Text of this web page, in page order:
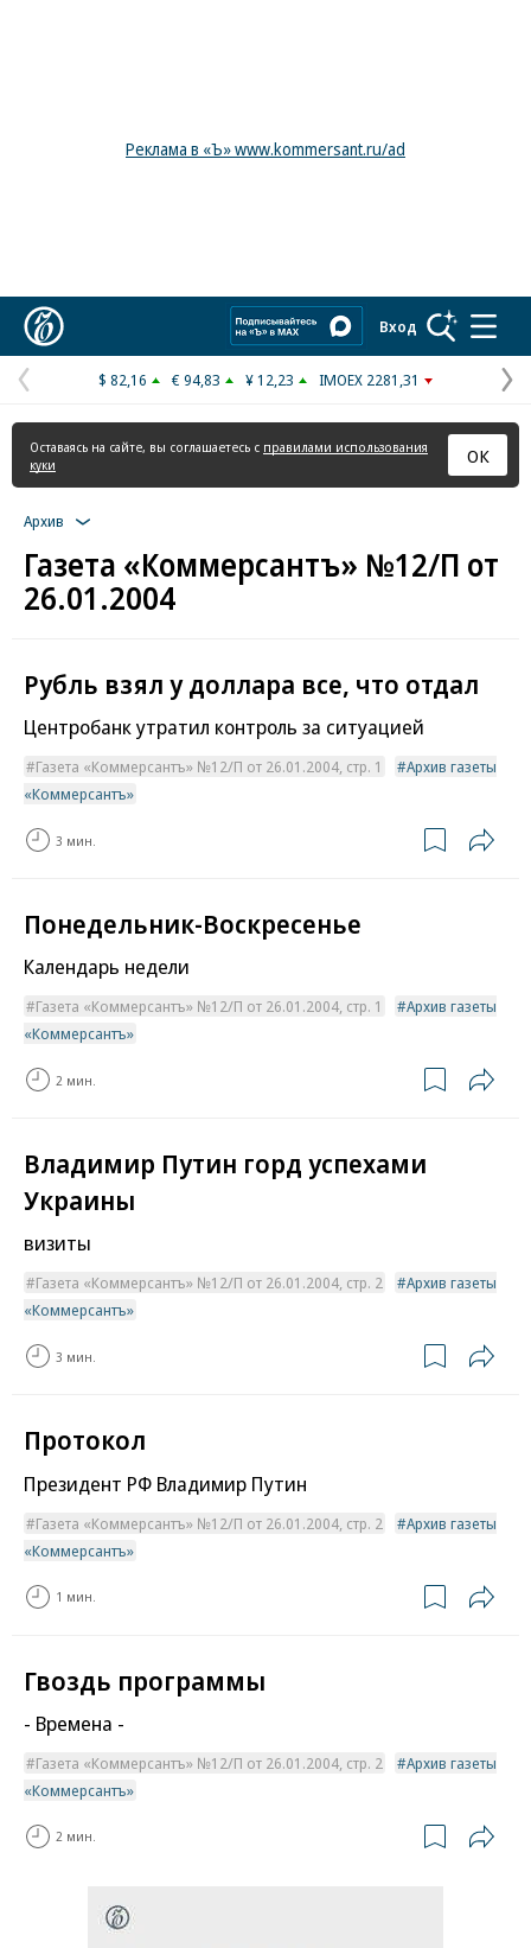
Реклама в «Ъ» www.kommersant.ru/ad
Вход
Предыдущая
страница
$ 82,16 € 94,83 ¥ 12,23 IMOEX 2281,31
Оставаясь на сайте, вы соглашаетесь с правилами использования
куки
ОК
Архив
Газета «Коммерсантъ» №12/П от
26.01.2004
Рубль взял у доллара все, что отдал
Центробанк утратил контроль за ситуацией
Газета «Коммерсантъ» №12/П от 26.01.2004, стр. 1
Архив газеты
«Коммерсантъ»
3 мин.
Понедельник-Воскресенье
Календарь недели
Газета «Коммерсантъ» №12/П от 26.01.2004, стр. 1
Архив газеты
«Коммерсантъ»
2 мин.
Владимир Путин горд успехами
Украины
визиты
Газета «Коммерсантъ» №12/П от 26.01.2004, стр. 2
Архив газеты
«Коммерсантъ»
3 мин.
Протокол
Президент РФ Владимир Путин
Газета «Коммерсантъ» №12/П от 26.01.2004, стр. 2
Архив газеты
«Коммерсантъ»
1 мин.
Гвоздь программы
- Времена -
Газета «Коммерсантъ» №12/П от 26.01.2004, стр. 2
Архив газеты
«Коммерсантъ»
2 мин.